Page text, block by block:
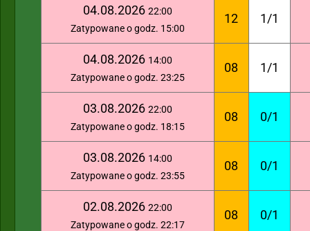
04.08.2026 22:00
Zatypowane o godz. 15:00
12 1/1
04.08.2026 14:00
Zatypowane o godz. 23:25
08 1/1
03.08.2026 22:00
Zatypowane o godz. 18:15
08 0/1
03.08.2026 14:00
Zatypowane o godz. 23:55
08 0/1
02.08.2026 22:00
Zatypowane o godz. 22:17
08 0/1